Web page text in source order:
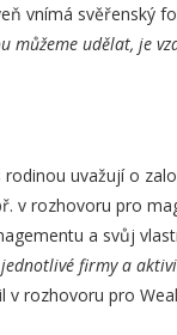
vnímá svěřenský
můžeme udělat, je
uvažují o
v rozhovoru pro
a svůj
firmy a
v rozhovoru pro